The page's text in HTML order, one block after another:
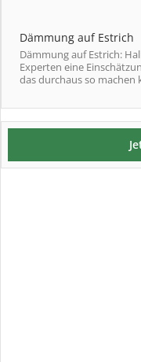
Dämmung auf Estrich
Dämmung auf Estrich:
Experten eine
das durchaus so machen